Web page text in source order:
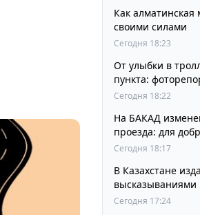
Как
своими силами
Сегодня 18:23
От улыбки в
пункта:
Сегодня 18:22
На БАКАД
проезда: для
пользователей
Сегодня 18:17
В Казахстане
высказываниями
Сегодня 17:24